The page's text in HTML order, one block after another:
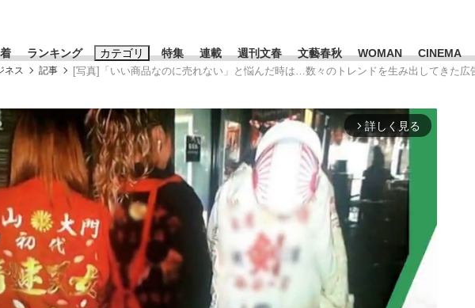
ランキング カテゴリ
ー滞在記》RM→渋谷で飲み会、JIN→伊豆の... 「90%は失敗する。でも…
特集 連載 週刊文春 文藝春秋 WOMAN CINEMA
おすすめのキーワードタグ一覧
#藤田晋 #三山凌輝 #高市早苗 #後藤真希 #森岡毅 #城彰二
#玉木雄一郎
#亀和田武
ネス 記事 [写真]「いい商品なのに売れない」と悩んだ時は…数々のトレンドを生み出してきた
arrow_forward_ios 詳しく見る